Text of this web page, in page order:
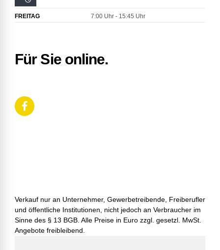
FREITAG 7:00 Uhr - 15:45 Uhr
Für Sie online.
Verkauf nur an Unternehmer, Gewerbetreibende, Freiberufler
und öffentliche Institutionen, nicht jedoch an Verbraucher im
Sinne des § 13 BGB. Alle Preise in Euro zzgl. gesetzl. MwSt.
Angebote freibleibend.